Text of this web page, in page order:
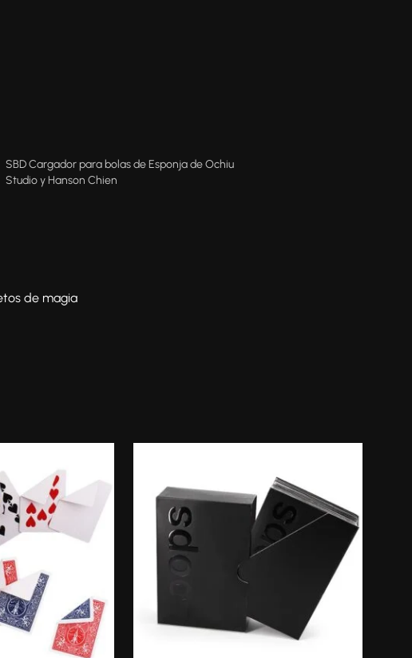
SBD Cargador para bolas de Esponja de Ochiu
Studio y Hanson Chien
de magia